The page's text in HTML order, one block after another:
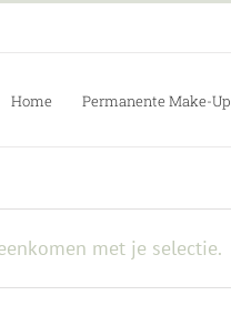
Home Permanente Make-Up
met je selectie.